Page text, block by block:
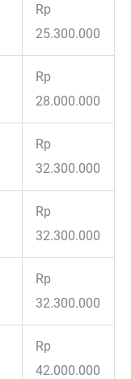
Rp
25.300.000
Rp
28.000.000
Rp
32.300.000
Rp
32.300.000
Rp
32.300.000
Rp
42.000.000